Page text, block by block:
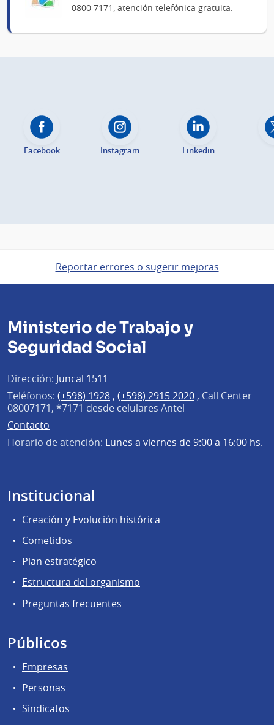
0800 7171, atención telefónica gratuita.
Facebook Instagram Linkedin
Reportar errores o sugerir mejoras
Ministerio de Trabajo y
Seguridad Social
Dirección: Juncal 1511
Teléfonos: (+598) 1928 , (+598) 2915 2020 , Call Center
08007171, *7171 desde celulares Antel
Contacto
Horario de atención: Lunes a viernes de 9:00 a 16:00 hs.
Institucional
Creación y Evolución histórica
Cometidos
Plan estratégico
Estructura del organismo
Preguntas frecuentes
Públicos
Empresas
Personas
Sindicatos